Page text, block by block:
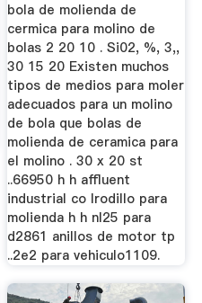
bola de molienda de
cermica para molino de
bolas 2 20 10 . Si02, %, 3,,
30 15 20 Existen muchos
tipos de medios para moler
adecuados para un molino
de bola que bolas de
molienda de ceramica para
el molino . 30 x 20 st
..66950 h h affluent
industrial co lrodillo para
molienda h h nl25 para
d2861 anillos de motor tp
..2e2 para vehiculo1109.